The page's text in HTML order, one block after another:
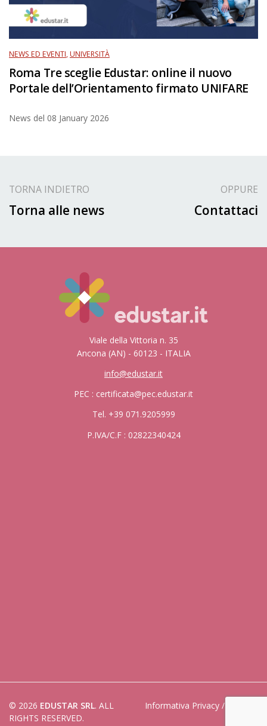
NEWS ED EVENTI,UNIVERSITÀ
Roma Tre sceglie Edustar: online il nuovo
Portale dell’Orientamento firmato UNIFARE
News del 08 January 2026
TORNA INDIETRO
Torna alle news
OPPURE
Contattaci
Viale della Vittoria n. 35
Ancona (AN) - 60123 - ITALIA
info@edustar.it
PEC : certificata@pec.edustar.it
Tel. +39 071.9205999
P.IVA/C.F : 02822340424
© 2026 EDUSTAR SRL. ALL
RIGHTS RESERVED.
Informativa Privacy /